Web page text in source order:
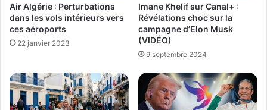
Air Algérie : Perturbations
dans les vols intérieurs vers
ces aéroports
22 janvier 2023
Imane Khelif sur Canal+ :
Révélations choc sur la
campagne d’Elon Musk
(VIDÉO)
9 septembre 2024